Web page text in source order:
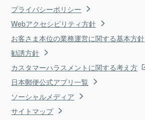
プライバシーポリシー
Webアクセシビリティ方針
お客さま本位の業務運営に関する基本方針
勧誘方針
カスタマーハラスメントに関する考え方
日本郵便公式アプリ一覧
ソーシャルメディア
サイトマップ